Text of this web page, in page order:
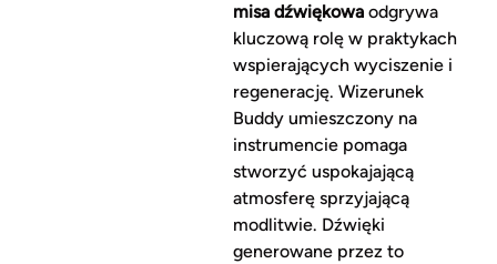
misa dźwiękowaodgrywa
kluczową rolę w praktykach
wspierających wyciszenie i
regenerację. Wizerunek
Buddy umieszczony na
instrumencie pomaga
stworzyć uspokajającą
atmosferę sprzyjającą
modlitwie. Dźwięki
generowane przez to